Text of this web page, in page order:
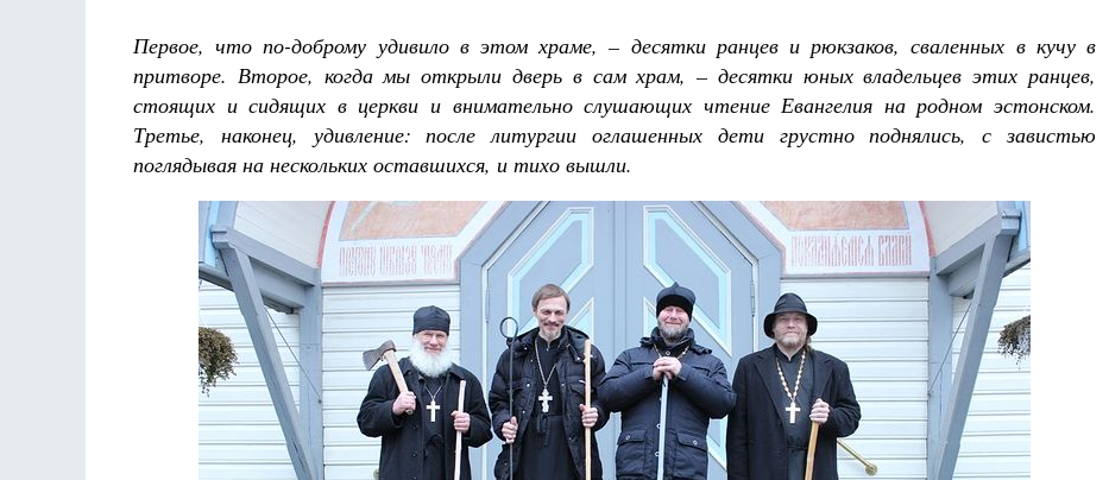
Первое, что по-доброму удивило в этом храме, – десятки ранцев и рюкзаков, сваленных в кучу в
притворе. Второе, когда мы открыли дверь в сам храм, – десятки юных владельцев этих ранцев,
стоящих и сидящих в церкви и внимательно слушающих чтение Евангелия на родном эстонском.
Третье, наконец, удивление: после литургии оглашенных дети грустно поднялись, с завистью
поглядывая на нескольких оставшихся, и тихо вышли.
Разлуки не будет
Фредерика де Грааф Как найти своё место в жизни
Кирилл Мурышев
Великомученик Георгий Победоносец. Научись у
святого
Роман Котов